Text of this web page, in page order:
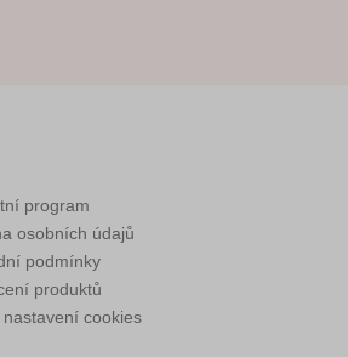
program
osobních údajů
podmínky
produktů
nastavení cookies